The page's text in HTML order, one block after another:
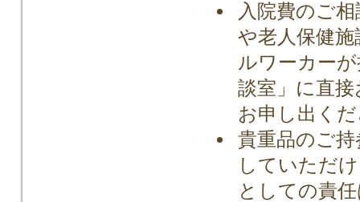
入院費のご
や老人保健
ルワーカー
談室」に直
お申し出く
貴重品のご
していただ
としての責